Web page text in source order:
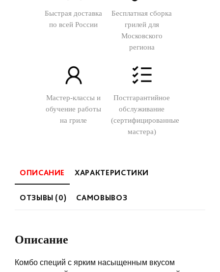
Быстрая доставка
по всей России
Бесплатная сборка
грилей для
Московского
региона
Мастер-классы и
обучение работы
на гриле
Постгарантийное
обслуживание
(сертифицированные
мастера)
ОПИСАНИЕ ХАРАКТЕРИСТИКИ
ОТЗЫВЫ (0) САМОВЫВОЗ
Описание
Комбо специй с ярким насыщенным вкусом